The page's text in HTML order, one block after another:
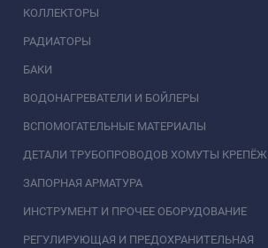
КОЛЛЕКТОРЫ
РАДИАТОРЫ
БАКИ
ВОДОНАГРЕВАТЕЛИ И БОЙЛЕРЫ
ВСПОМОГАТЕЛЬНЫЕ МАТЕРИАЛЫ
ДЕТАЛИ ТРУБОПРОВОДОВ ХОМУТЫ КРЕПЁЖ
ЗАПОРНАЯ АРМАТУРА
ИНСТРУМЕНТ И ПРОЧЕЕ ОБОРУДОВАНИЕ
РЕГУЛИРУЮЩАЯ И ПРЕДОХРАНИТЕЛЬНАЯ